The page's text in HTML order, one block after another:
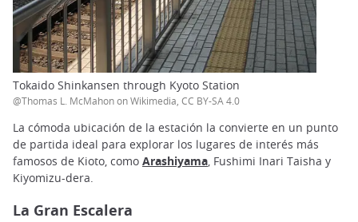
Tokaido Shinkansen through Kyoto Station
@Thomas L. McMahon on Wikimedia, CC BY-SA 4.0
La cómoda ubicación de la estación la convierte en un punto
de partida ideal para explorar los lugares de interés más
famosos de Kioto, como Arashiyama, Fushimi Inari Taisha y
Kiyomizu-dera.
La Gran Escalera